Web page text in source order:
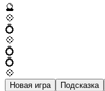
🔮
💠
💍
💠
💍
💍
💠
Новая игра Подсказка